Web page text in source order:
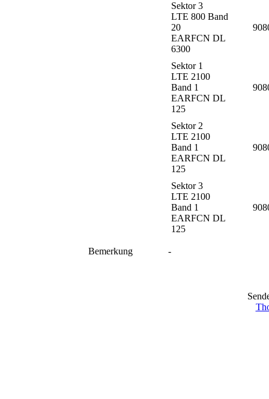
Sektor 3
LTE 800 Band
20
EARFCN DL
6300
Sektor 1
LTE 2100
Band 1
EARFCN DL
125
Sektor 2
LTE 2100
Band 1
EARFCN DL
125
Sektor 3
LTE 2100
Band 1
EARFCN DL
125
Bemerkung -